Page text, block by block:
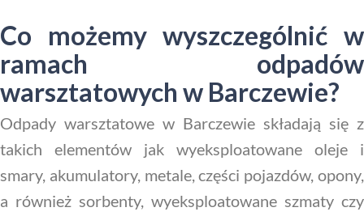
Co możemy wyszczególnić w
ramach odpadów
warsztatowych w Barczewie?
Odpady warsztatowe w Barczewie składają się z
takich elementów jak wyeksploatowane oleje i
smary, akumulatory, metale, części pojazdów, opony,
a również sorbenty, wyeksploatowane szmaty czy